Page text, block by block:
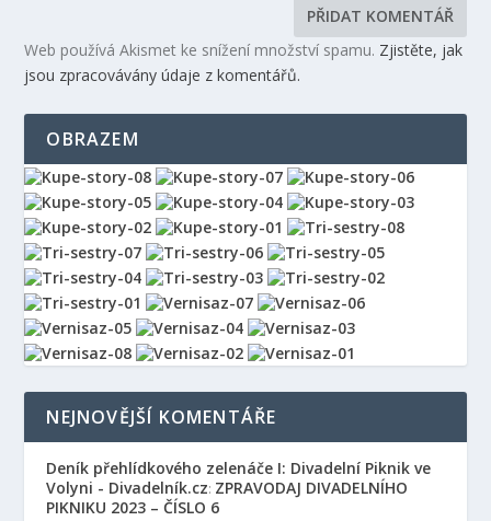
Web používá Akismet ke snížení množství spamu. Zjistěte, jak
jsou zpracovávány údaje z komentářů.
OBRAZEM
NEJNOVĚJŠÍ KOMENTÁŘE
Deník přehlídkového zelenáče I: Divadelní Piknik ve
Volyni - Divadelník.cz: ZPRAVODAJ DIVADELNÍHO
PIKNIKU 2023 – ČÍSLO 6